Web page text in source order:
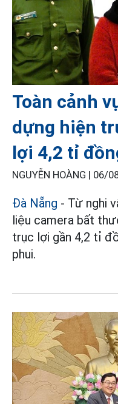
Toàn cảnh
dựng hiện
lợi 4,2 tỉ
NGUYỄN HOÀNG | 06/
Đà Nẵng - Từ nghi
liệu camera bất
trục lợi gần 4,2 tỉ
phui.